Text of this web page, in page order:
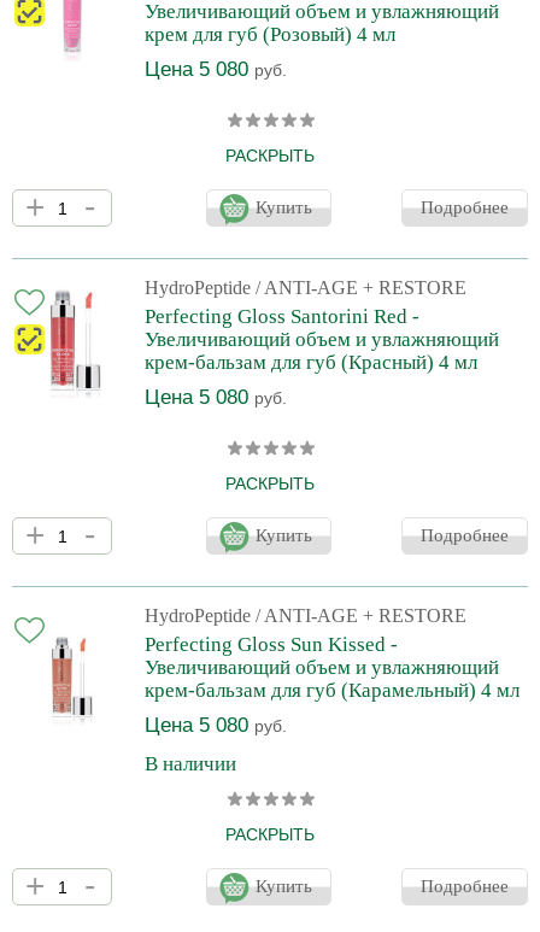
гладкость губам. ТрУвеличивающий объем и увлажняющий
крем для губ (Розовый) 4 мл
Цена 5 080 руб.
РАСКРЫТЬ
Роскошный, питающий, увеличивающий объем и увлажняющий
крем для губ. Предупреждает возрастные изменения и борется
с имеющимися морщинками, потерей природного пигмента и
моментальное увеличение объема губ без эффекта
раздражения с Ниацином и Цитрусом. Возрождает природную
яркость и полноту губ с коллагенобразующим и увлажняющим
пептидом, который восстанавливает коллаген и придает
гладкость губам. Тр
+ - Купить Подробнее
HydroPeptide / ANTI-AGE + RESTORE
Perfecting Gloss Santorini Red -
Увеличивающий объем и увлажняющий
крем-бальзам для губ (Красный) 4 мл
Цена 5 080 руб.
РАСКРЫТЬ
Роскошный, питающий, увеличивающий объем и увлажняющий
крем для губ. Предупреждает возрастные изменения и борется
с имеющимися морщинками, потерей природного пигмента и
моментальное увеличение объема губ без эффекта
раздражения с Ниацином и Цитрусом. Возрождает природную
яркость и полноту губ с коллагенобразующим и увлажняющим
пептидом, который восстанавливает коллаген и придает
гладкость губам. Тр
+ - Купить Подробнее
HydroPeptide / ANTI-AGE + RESTORE
Perfecting Gloss Sun Kissed -
Увеличивающий объем и увлажняющий
крем-бальзам для губ (Карамельный) 4 мл
Цена 5 080 руб.
В наличии
РАСКРЫТЬ
Роскошный, питающий, увеличивающий объем и увлажняющий
крем для губ. Предупреждает возрастные изменения и борется
с имеющимися морщинками, потерей природного пигмента и
+ - Купить Подробнее